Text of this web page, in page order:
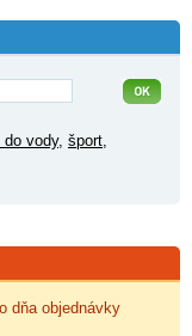
vody, šport
dňa objednávky